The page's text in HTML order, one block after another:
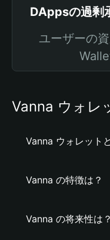
DAppsの過剰
ユーザーの
Vanna ウォレ
Vanna ウォレット
Vanna の特徴は？
Vanna の将来性は？